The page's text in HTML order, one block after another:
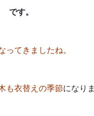
です。
ってきましたね。
も衣替えの季節になり